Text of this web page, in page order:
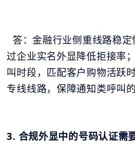
答：金融行业侧重线路稳
过企业实名外显降低拒接率
叫时段，匹配客户购物活跃
专线线路，保障通知类呼叫
3. 合规外显中的号码认证需